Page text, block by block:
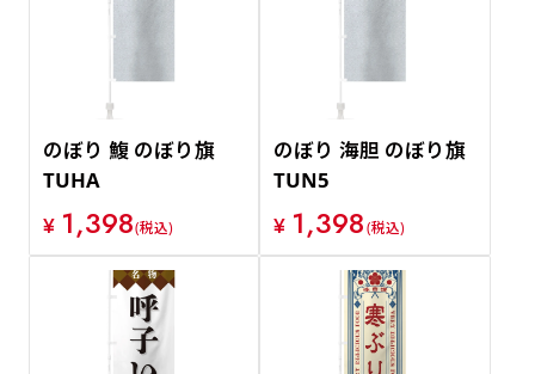
のぼり 鰒 のぼり旗
TUHA
¥ 1,398(税込)
のぼり 海胆 のぼり旗
TUN5
¥ 1,398(税込)